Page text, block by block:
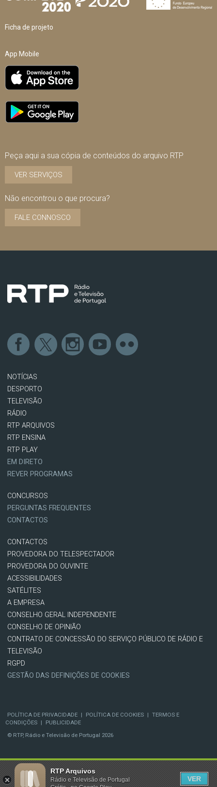
Ficha de projeto
App Mobile
Peça aqui a sua cópia de conteúdos do arquivo RTP
VER SERVIÇOS
Não encontrou o que procura?
FALE CONNOSCO
NOTÍCIAS
DESPORTO
TELEVISÃO
RÁDIO
RTP ARQUIVOS
RTP ENSINA
RTP PLAY
EM DIRETO
REVER PROGRAMAS
CONCURSOS
PERGUNTAS FREQUENTES
CONTACTOS
CONTACTOS
PROVEDORA DO TELESPECTADOR
PROVEDORA DO OUVINTE
ACESSIBILIDADES
SATÉLITES
A EMPRESA
CONSELHO GERAL INDEPENDENTE
CONSELHO DE OPINIÃO
CONTRATO DE CONCESSÃO DO SERVIÇO PÚBLICO DE RÁDIO E
TELEVISÃO
RGPD
GESTÃO DAS DEFINIÇÕES DE COOKIES
POLÍTICA DE PRIVACIDADE | POLÍTICA DE COOKIES | TERMOS E
CONDIÇÕES |
PUBLICIDADE
© RTP, Rádio e Televisão de Portugal 2026
RTP Arquivos
Rádio e Televisão de Portugal
VER